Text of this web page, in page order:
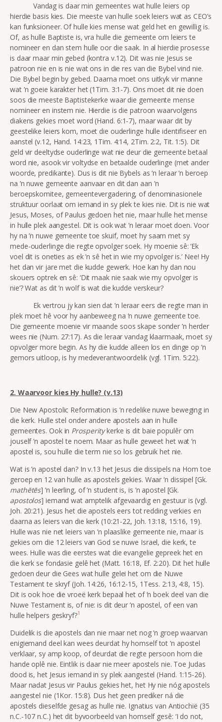
Vandag is daar min gemeentes wat hulle leiers op
hierdie basis kies. Die meeste van hulle soek leiers wat as CEO’s
kan funksioneer. Of hulle kies mense wat geld het en gewillig is.
Of, as hulle Baptiste is, vra hulle die gemeente om leiers te
nomineer en dan stem hulle oor die saak. In al hierdie prosesse
is daar maar min gebed (kontra v.12). Dit was nie Jesus se
patroon nie en is nie wat ons in die res van die Bybel vind nie.
Die Bybel begin by gebed. Daarna moet ons uitkyk vir manne
wat ’n goeie karakter het (1Tim. 3:1-7). Ons moet dit nie doen
soos die meeste Baptistekerke waar die gemeente mense
nomineer en instem nie. Hierdie is die patroon waarvolgens
diakens gekies moet word (Hand. 6:1-7), maar waar dit by
geestelike leiers kom, moet die ouderlinge hulle identifiseer en
aanstel (v.12, Hand. 14:23, 1Tim. 4:14, 2Tim. 2:2, Tit. 1:5). Dit
geld vir deeltydse ouderlinge wat nie deur die gemeente betaal
word nie, asook vir voltydse en betaalde ouderlinge (met ander
woorde, predikante). Dus is dit nie Bybels as ’n leraar ’n beroep
na ’n nuwe gemeente aanvaar en dit dan aan ’n
beroepskomitee, gemeentevergadering, of denominasionele
struktuur oorlaat om iemand in sy plek te kies nie. Dit is nie wat
Jesus, Moses, of Paulus gedoen het nie, maar hulle het mense
in hulle plek aangestel. Dit is ook wat ’n leraar moet doen. Voor
hy na ’n nuwe gemeente toe skuif, moet hy saam met sy
mede-ouderlinge die regte opvolger soek. Hy moenie sê: ‘Ek
voel dit is oneties as ek ’n sê het in wie my opvolger is.’ Nee! Hy
het dan vir jare met die kudde gewerk. Hoe kan hy dan nou
skouers optrek en sê: ‘Dit maak nie saak wie my opvolger is
nie’? Wat as dit ’n wolf is wat die kudde verskeur?
Ek vertrou jy kan sien dat ’n leraar eers die regte man in
plek moet hê voor hy aanbeweeg na ’n nuwe gemeente toe.
Die gemeente moenie vir maande soos skape sonder ’n herder
wees nie (Num. 27:17). As die leraar vandag klaarmaak, moet sy
opvolger more begin. As hy die kudde alleen los en dinge op ’n
gemors uitloop, is hy medeverantwoordelik (vgl. 1Tim. 5:22).
2. Waarvoor kies Hy hulle? (v.13)
Die New Apostolic Reformation is ’n redelike nuwe beweging in
die kerk. Hulle stel onder andere apostels aan in hulle
gemeentes. Ook in Prosperitykerke is dit baie populêr om
jouself ’n apostel te noem. Maar as hulle geweet het wat ’n
apostel is, sou hulle die term nie so los gebruik het nie.
Wat is ’n apostel dan? In v.13 het Jesus die dissipels na Hom toe
geroep en 12 van hulle as apostels gekies. Waar ’n dissipel [Gk.
mathētēs] ’n leerling, of ’n student is, is ’n apostel [Gk.
apostolos] iemand wat amptelik afgevaardig en gestuur is (vgl.
Joh. 20:21). Jesus het die apostels eers tot redding verkies en
daarna as leiers van die kerk (10:21-22, Joh. 13:18, 15:16, 19).
Hulle was nie net leiers van ’n plaaslike gemeente nie, maar is
gekies om die 12 leiers van God se nuwe Israel, die kerk, te
wees. Hulle was die eerstes wat die evangelie gepreek het en
die kerk se fondasie gelê het (Matt. 16:18, Ef. 2:20). Dit het hulle
gedoen deur die Gees wat hulle gelei het om die Nuwe
Testament te skryf (Joh. 14:26, 16:12-15, 1Tess. 2:13, 4:8, 15).
Dit is ook hoe die vroeë kerk bepaal het of ’n boek deel van die
Nuwe Testament is, of nie: is dit deur ’n apostel, of een van
hulle helpers geskryf?1
Duidelik is die apostels dan nie maar net nog ’n groep waarvan
enigiemand deel kan wees deurdat hy homself tot ’n apostel
verklaar, sy amp koop, of deurdat die regte persoon hom die
hande oplê nie. Eintlik is daar nie meer apostels nie. Toe Judas
dood is, het Jesus iemand in sy plek aangestel (Hand. 1:15-26).
Maar nadat Jesus vir Paulus gekies het, het Hy nie nóg apostels
aangestel nie (1Kor. 15:8). Dus het geen prediker ná die
apostels dieselfde gesag as hulle nie. Ignatius van Antiochië (35
n.C.-107 n.C.) het dit byvoorbeeld van homself gesê: ‘I do not,